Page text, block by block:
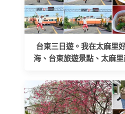
台東三日遊。我在太麻里
海、台東旅遊景點、太麻里